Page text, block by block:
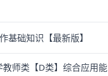
基础知识【最新版】
教师类【D类】综合应用能